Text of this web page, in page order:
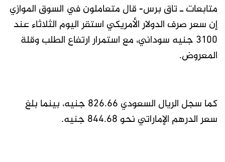
متابعات ـ تاق برس- قال متعاملون في السوق الموازي
إن سعر صرف الدولار الأمريكي استقر اليوم الثلاثاء عند
3100 جنيه سوداني، مع استمرار ارتفاع الطلب وقلة
المعروض.
كما سجل الريال السعودي 826.66 جنيه، بينما بلغ
سعر الدرهم الإماراتي نحو 844.68 جنيه.